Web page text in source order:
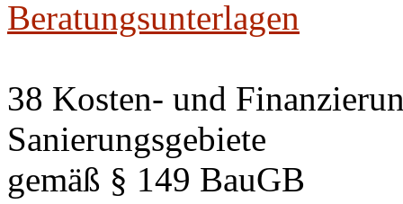
Beratungsunterlagen
38 Kosten- und
Sanierungsgebiete
gemäß § 149 BauGB